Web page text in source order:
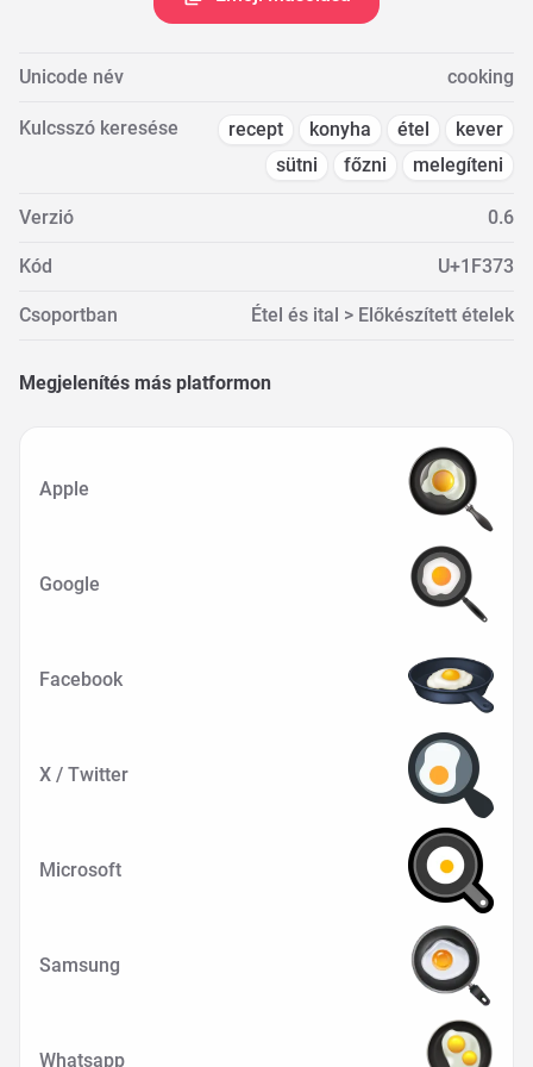
Unicode név cooking
Kulcsszó keresése recept konyha étel
kever
sütni
főzni melegíteni
Verzió 0.6
Kód U+1F373
Csoportban Étel és ital > Előkészített ételek
Megjelenítés más platformon
Apple
Google
Facebook
X / Twitter
Microsoft
Samsung
Whatsapp